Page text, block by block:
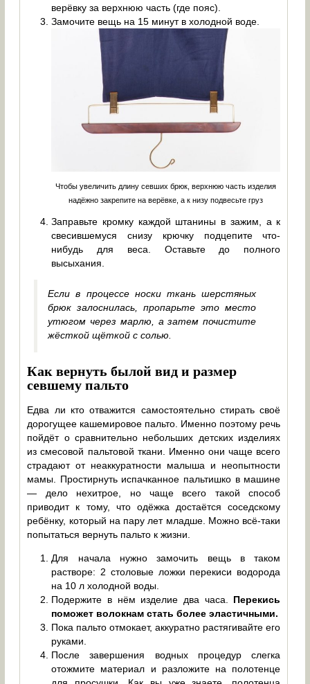
верёвку за верхнюю часть (где пояс).
Замочите вещь на 15 минут в холодной воде.
Чтобы увеличить длину севших брюк, верхнюю часть изделия
надёжно закрепите на верёвке, а к низу подвесьте груз
Заправьте кромку каждой штанины в зажим, а к
свесившемуся снизу крючку подцепите что-
нибудь для веса. Оставьте до полного
высыхания.
Если в процессе носки ткань шерстяных
брюк залоснилась, пропарьте это место
утюгом через марлю, а затем почистите
жёсткой щёткой с солью.
Как вернуть былой вид и размер
севшему пальто
Едва ли кто отважится самостоятельно стирать своё
дорогущее кашемировое пальто. Именно поэтому речь
пойдёт о сравнительно небольших детских изделиях
из смесовой пальтовой ткани. Именно они чаще всего
страдают от неаккуратности малыша и неопытности
мамы. Простирнуть испачканное пальтишко в машине
— дело нехитрое, но чаще всего такой способ
приводит к тому, что одёжка достаётся соседскому
ребёнку, который на пару лет младше. Можно всё-таки
попытаться вернуть пальто к жизни.
Для начала нужно замочить вещь в таком
растворе: 2 столовые ложки перекиси водорода
на 10 л холодной воды.
Подержите в нём изделие два часа. Перекись
поможет волокнам стать более эластичными.
Пока пальто отмокает, аккуратно растягивайте его
руками.
После завершения водных процедур слегка
отожмите материал и разложите на полотенце